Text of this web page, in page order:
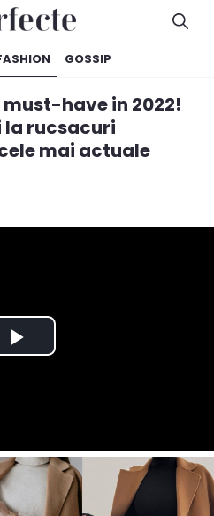
GOSSIP
have in 2022!
la rucsacuri
mai actuale